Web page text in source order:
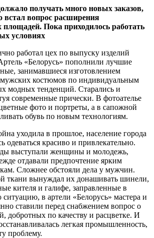
получать много новых заказов,
встал вопрос расширения
площадей. Пока приходилось работать
условиях
работал цех по выпуску изделий
«Белорусь» пополнили лучшие
занимавшиеся изготовлением
костюмов по индивидуальным
модных тенденций. Старались и
современные прически. В фотоателье
фото и портреты, а в сапожной
обувь по новым технологиям.
уходила в прошлое, население города
одеваться красиво и привлекательно.
выступали женщины и молодежь,
отдавали предпочтение ярким
Сложнее обстояли дела у мужчин.
ткани вынуждал их донашивать шинели,
кителя и галифе, заправленные в
в артели «Белорусь» мастера и
ставили перед снабжением вопрос о
добротных по качеству и расцветке. И
легкая промышленность,
проблему.